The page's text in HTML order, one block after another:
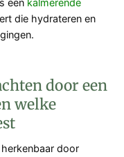
die hydrateren en
door een
welke
door